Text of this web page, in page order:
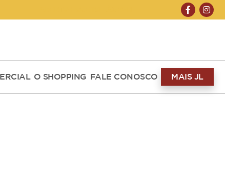
O SHOPPING FALE CONOSCO MAIS JL